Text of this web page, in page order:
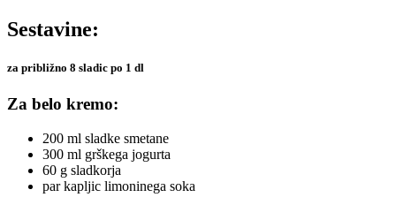
Sestavine:
za približno 8 sladic po 1 dl
Za belo kremo:
200 ml sladke smetane
300 ml grškega jogurta
60 g sladkorja
par kapljic limoninega soka